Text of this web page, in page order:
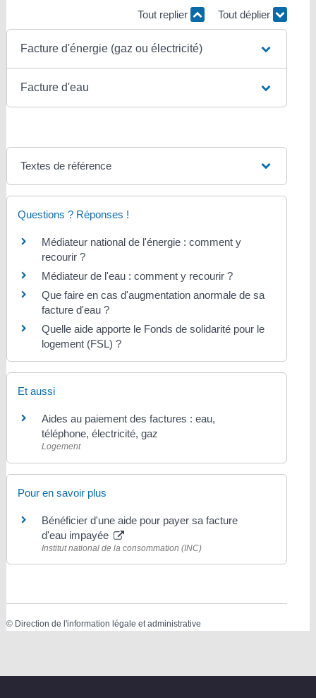
Tout replier
Tout déplier
Facture d'énergie (gaz ou électricité)
Facture d'eau
Textes de référence
Questions ? Réponses !
Médiateur national de l'énergie : comment y
recourir ?
Médiateur de l'eau : comment y recourir ?
Que faire en cas d'augmentation anormale de sa
facture d'eau ?
Quelle aide apporte le Fonds de solidarité pour le
logement (FSL) ?
Et aussi
Aides au paiement des factures : eau,
téléphone, électricité, gaz
Logement
Pour en savoir plus
Bénéficier d'une aide pour payer sa facture
d'eau impayée
Institut national de la consommation (INC)
© Direction de l'information légale et administrative